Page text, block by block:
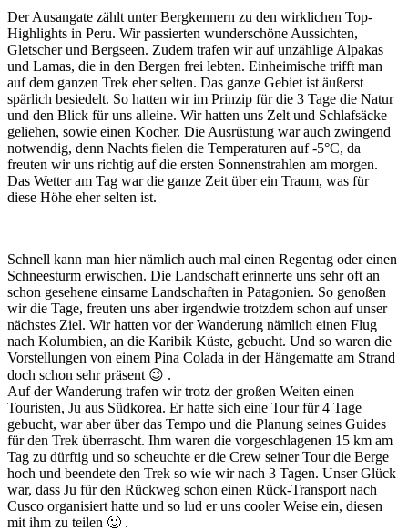
Der Ausangate zählt unter Bergkennern zu den wirklichen Top-
Highlights in Peru. Wir passierten wunderschöne Aussichten,
Gletscher und Bergseen. Zudem trafen wir auf unzählige Alpakas
und Lamas, die in den Bergen frei lebten. Einheimische trifft man
auf dem ganzen Trek eher selten. Das ganze Gebiet ist äußerst
spärlich besiedelt. So hatten wir im Prinzip für die 3 Tage die Natur
und den Blick für uns alleine. Wir hatten uns Zelt und Schlafsäcke
geliehen, sowie einen Kocher. Die Ausrüstung war auch zwingend
notwendig, denn Nachts fielen die Temperaturen auf -5°C, da
freuten wir uns richtig auf die ersten Sonnenstrahlen am morgen.
Das Wetter am Tag war die ganze Zeit über ein Traum, was für
diese Höhe eher selten ist.
Schnell kann man hier nämlich auch mal einen Regentag oder einen
Schneesturm erwischen. Die Landschaft erinnerte uns sehr oft an
schon gesehene einsame Landschaften in Patagonien. So genoßen
wir die Tage, freuten uns aber irgendwie trotzdem schon auf unser
nächstes Ziel. Wir hatten vor der Wanderung nämlich einen Flug
nach Kolumbien, an die Karibik Küste, gebucht. Und so waren die
Vorstellungen von einem Pina Colada in der Hängematte am Strand
doch schon sehr präsent 😉 .
Auf der Wanderung trafen wir trotz der großen Weiten einen
Touristen, Ju aus Südkorea. Er hatte sich eine Tour für 4 Tage
gebucht, war aber über das Tempo und die Planung seines Guides
für den Trek überrascht. Ihm waren die vorgeschlagenen 15 km am
Tag zu dürftig und so scheuchte er die Crew seiner Tour die Berge
hoch und beendete den Trek so wie wir nach 3 Tagen. Unser Glück
war, dass Ju für den Rückweg schon einen Rück-Transport nach
Cusco organisiert hatte und so lud er uns cooler Weise ein, diesen
mit ihm zu teilen 🙂 .